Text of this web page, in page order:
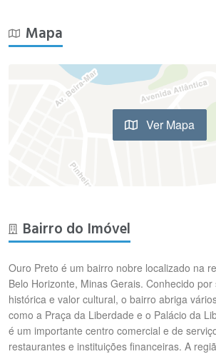
Mapa
Ver Mapa
Bairro do Imóvel
Ouro Preto é um bairro nobre localizado na
Belo Horizonte, Minas Gerais. Conhecido
histórica e valor cultural, o bairro abriga
como a Praça da Liberdade e o Palácio da
é um importante centro comercial e de
restaurantes e instituições financeiras. A